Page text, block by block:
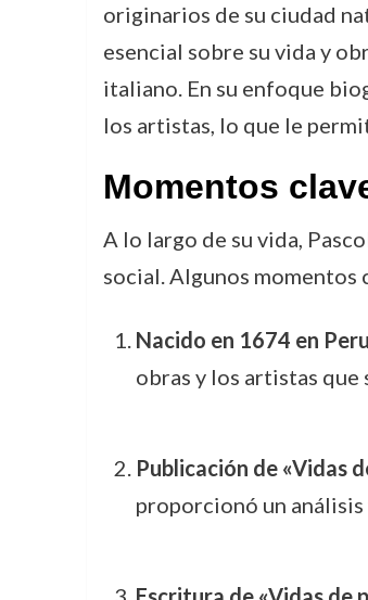
originarios de su ciudad
esencial sobre su vida y
italiano. En su enfoque
los artistas, lo que le
Momentos
A lo largo de su vida,
social. Algunos momentos
Nacido en 1674 en
obras y los artistas
Publicación de «Vidas
proporcionó un